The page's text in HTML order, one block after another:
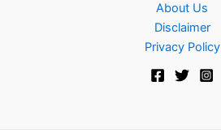
About Us
Disclaimer
Privacy Policy